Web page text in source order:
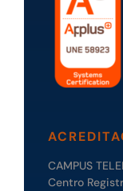
CAMPUS
Centro